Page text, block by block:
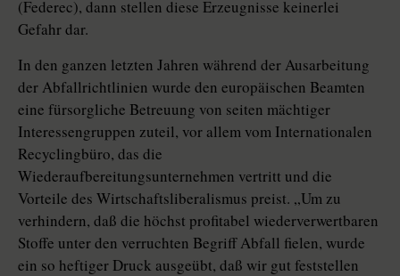
(Federec), dann stellen diese Erzeugnisse keinerlei
Gefahr dar.
In den ganzen letzten Jahren während der Ausarbeitung
der Abfallrichtlinien wurde den europäischen Beamten
eine fürsorgliche Betreuung von seiten mächtiger
Interessengruppen zuteil, vor allem vom Internationalen
Recyclingbüro, das die
Wiederaufbereitungsunternehmen vertritt und die
Vorteile des Wirtschaftsliberalismus preist. „Um zu
verhindern, daß die höchst profitabel wiederverwertbaren
Stoffe unter den verruchten Begriff Abfall fielen, wurde
ein so heftiger Druck ausgeübt, daß wir gut feststellen